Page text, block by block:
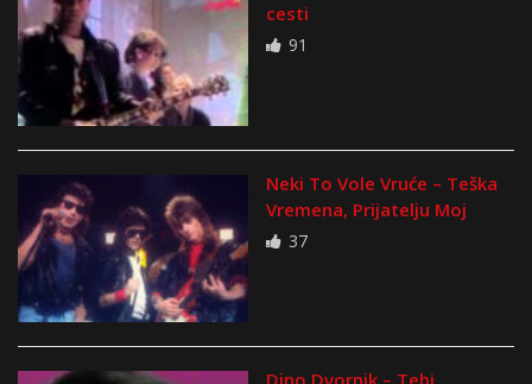
cesti
91
Neki To Vole Vruće – Teška
Vremena, Prijatelju Moj
37
Dino Dvornik – Tebi